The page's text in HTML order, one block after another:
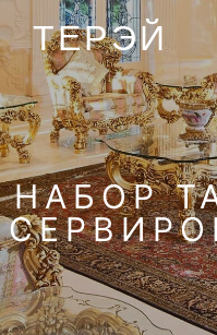
ТЕРЭЙ
НАБОР